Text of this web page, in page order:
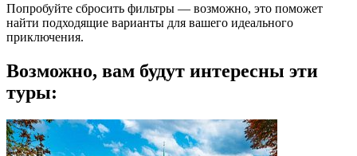
Попробуйте сбросить фильтры — возможно, это поможет
найти подходящие варианты для вашего идеального
приключения.
Возможно, вам будут интересны эти
туры: